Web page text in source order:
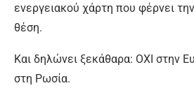
ενεργειακού χάρτη που φέρνει
θέση.
Και δηλώνει ξεκάθαρα: ΟΧΙ στην
στη Ρωσία.